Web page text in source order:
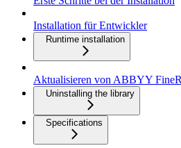
Installation für Entwickler
Runtime installation
Aktualisieren von ABBYY
Uninstalling the library
Specifications